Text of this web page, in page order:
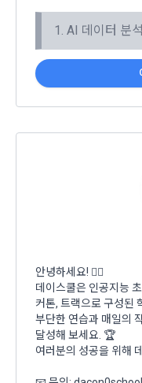
록 업무를 위탁하는 경
2)개인정보 취급위탁
다.) 다만, 서비스 제공
보 취급방침을 통해 알
1. “사이트”는 제9조와
당하면 승낙하지 않을
는 경우에는 법정대리
또는 법정대리인이 계
한다.
가. 신청 내용에 허위,
"회사"는 개인정보를
한 범위 내에서 사용하
과하여 이용하지 않습니
"회사"는 서비스 향상
고 있으며, 관계 법령
관리될 수 있도록 필요
발생 시 공지사항 또는
수탁업체              위탁업
지엔유 세무회계    대
Mailchimp         뉴스
나. 다음의 경우에는
1. AI 데이터 분
안녕하세요! 🙋‍♀️
데이스쿨은 인공지능
커톤, 트랙으로 구성된
부단한 연습과 매일의
달성해 보세요. 🏆
여러분의 성공을 위해